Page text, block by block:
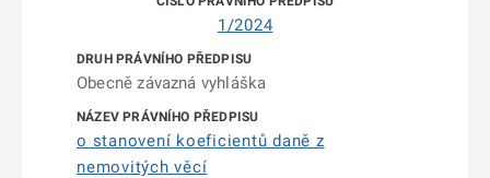
1/2024
Obecně závazná vyhláška
o stanovení koeficientů daně z
nemovitých věcí